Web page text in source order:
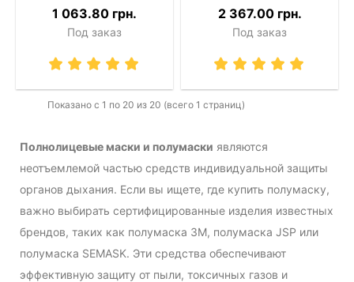
1 063.80 грн.
Под заказ
2 367.00 грн.
Под заказ
Показано с 1 по 20 из 20 (всего 1 страниц)
Полнолицевые маски и полумаски являются
неотъемлемой частью средств индивидуальной защиты
органов дыхания. Если вы ищете, где купить полумаску,
важно выбирать сертифицированные изделия известных
брендов, таких как полумаска 3M, полумаска JSP или
полумаска SEMASK. Эти средства обеспечивают
эффективную защиту от пыли, токсичных газов и